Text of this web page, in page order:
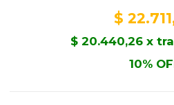
$
$20.440,26x
10%